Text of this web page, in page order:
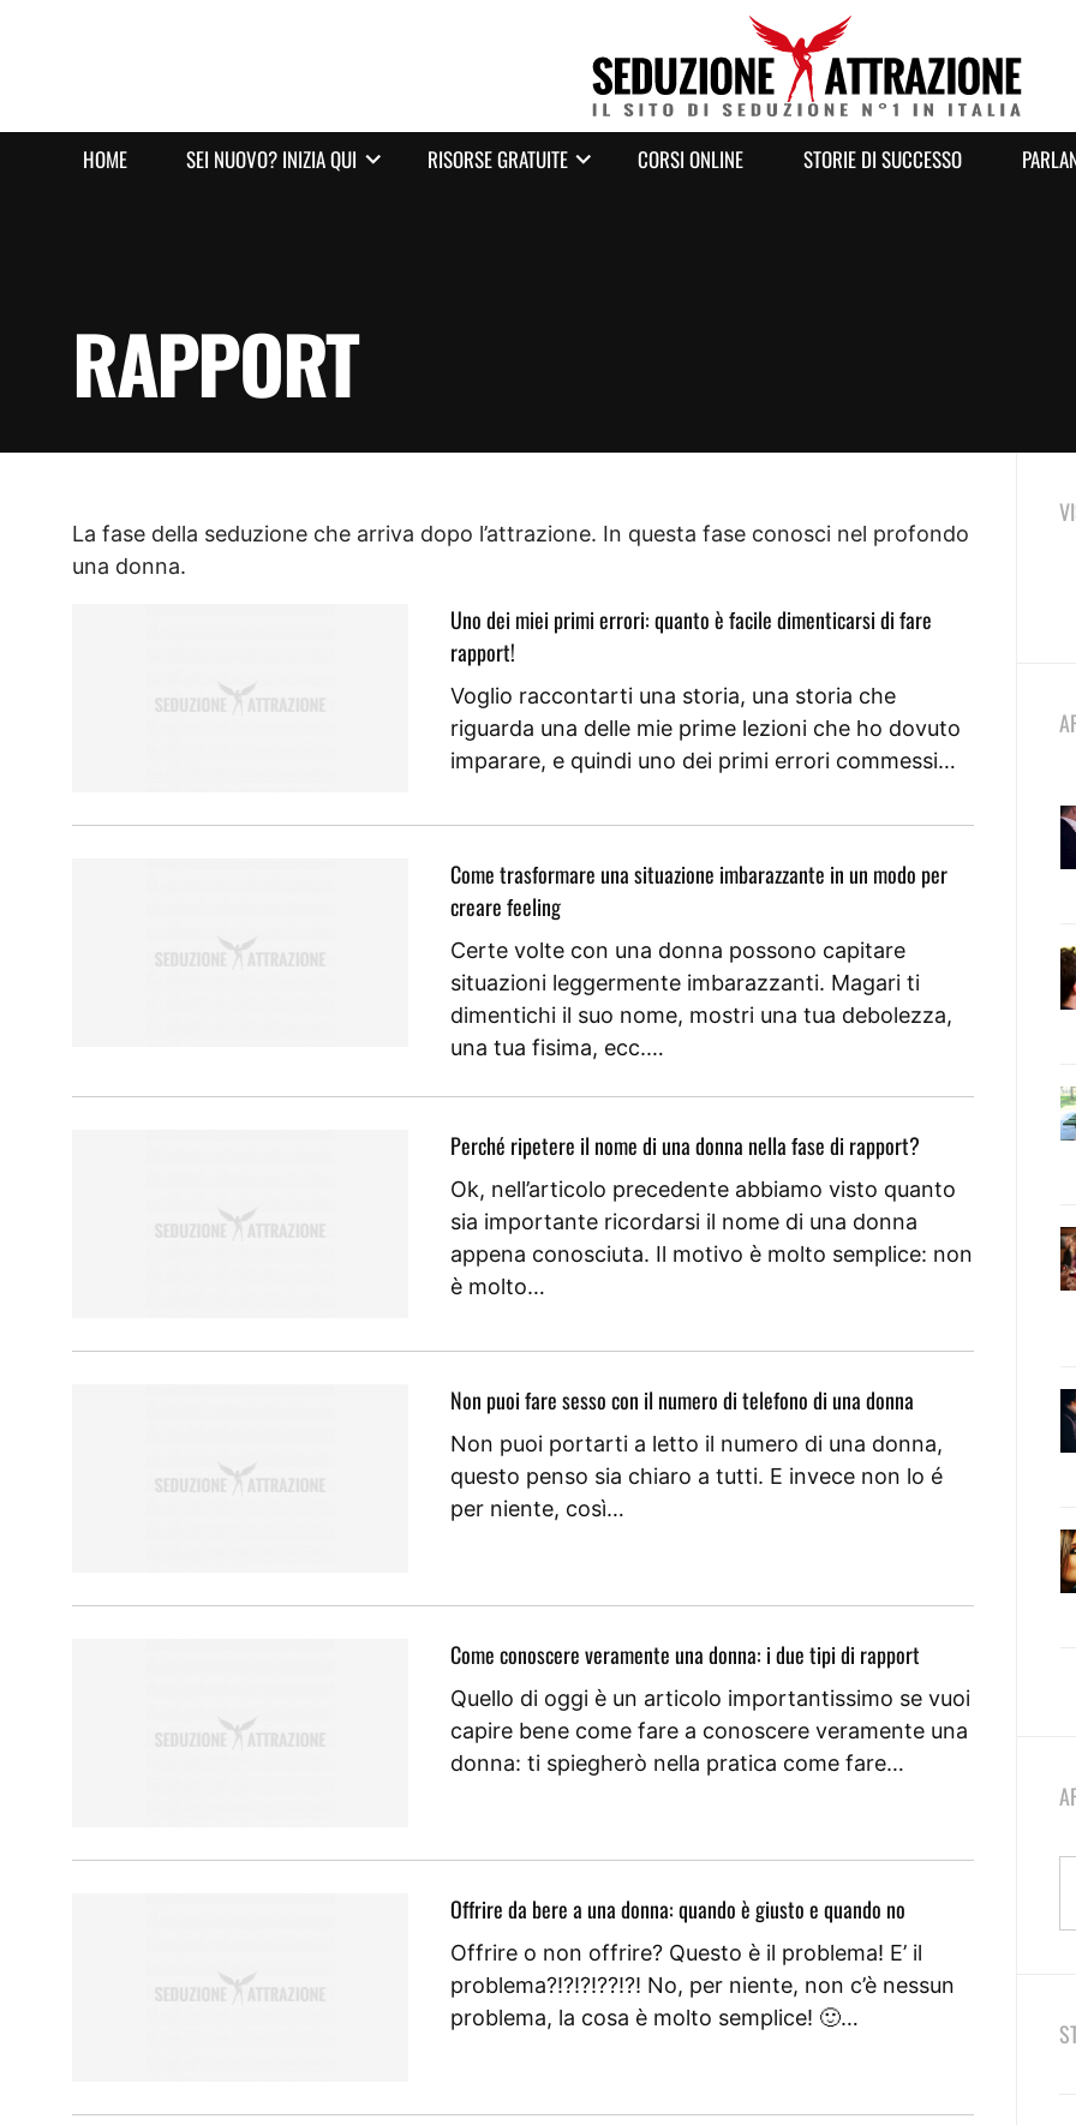
HOME SEI NUOVO? INIZIA QUI RISORSE GRATUITE CORSI ONLINE STORIE DI SUCCESSO
RAPPORT
La fase della seduzione che arriva dopo l’attrazione. In questa fase conosci nel profondo
una donna.
Uno dei miei primi errori: quanto è facile dimenticarsi di fare
rapport!
Voglio raccontarti una storia, una storia che
riguarda una delle mie prime lezioni che ho dovuto
imparare, e quindi uno dei primi errori commessi…
Come trasformare una situazione imbarazzante in un modo per
creare feeling
Certe volte con una donna possono capitare
situazioni leggermente imbarazzanti. Magari ti
dimentichi il suo nome, mostri una tua debolezza,
una tua fisima, ecc.…
Perché ripetere il nome di una donna nella fase di rapport?
Ok, nell’articolo precedente abbiamo visto quanto
sia importante ricordarsi il nome di una donna
appena conosciuta. Il motivo è molto semplice: non
è molto…
Non puoi fare sesso con il numero di telefono di una donna
Non puoi portarti a letto il numero di una donna,
questo penso sia chiaro a tutti. E invece non lo é
per niente, così…
Come conoscere veramente una donna: i due tipi di rapport
Quello di oggi è un articolo importantissimo se vuoi
capire bene come fare a conoscere veramente una
donna: ti spiegherò nella pratica come fare…
Offrire da bere a una donna: quando è giusto e quando no
Offrire o non offrire? Questo è il problema! E’ il
problema?!?!?!??!?! No, per niente, non c’è nessun
problema, la cosa è molto semplice! 🙂…